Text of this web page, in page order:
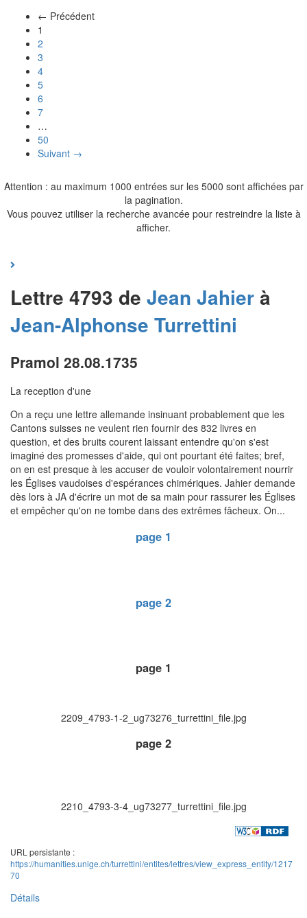
← Précédent
1
2
3
4
5
6
7
…
50
Suivant →
Attention : au maximum 1000 entrées sur les 5000 sont affichées par
la pagination.
Vous pouvez utiliser la recherche avancée pour restreindre la liste à
afficher.
Lettre 4793 de Jean Jahierà
Jean-Alphonse Turrettini
Pramol 28.08.1735
La reception d'une
On a reçu une lettre allemande insinuant probablement que les
Cantons suisses ne veulent rien fournir des 832 livres en
question, et des bruits courent laissant entendre qu'on s'est
imaginé des promesses d'aide, qui ont pourtant été faites; bref,
on en est presque à les accuser de vouloir volontairement nourrir
les Églises vaudoises d'espérances chimériques. Jahier demande
dès lors à JA d'écrire un mot de sa main pour rassurer les Églises
et empêcher qu'on ne tombe dans des extrêmes fâcheux. On...
page 1
page 2
page 1
2209_4793-1-2_ug73276_turrettini_file.jpg
page 2
2210_4793-3-4_ug73277_turrettini_file.jpg
URL persistante :
https://humanities.unige.ch/turrettini/entites/lettres/view_express_entity/1217
70
Détails